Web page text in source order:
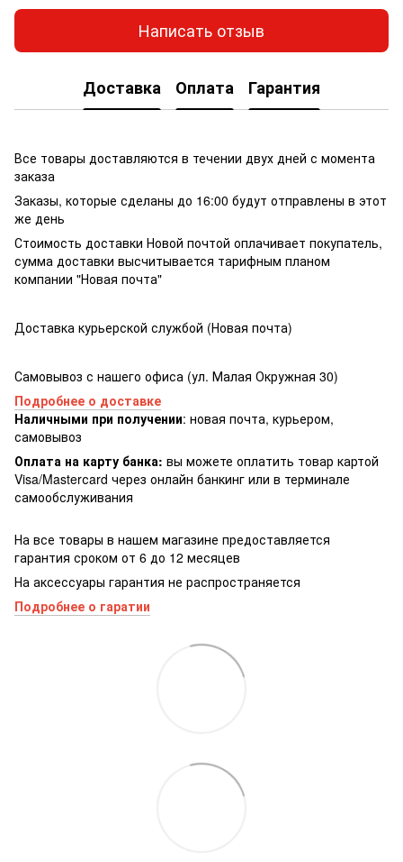
Написать отзыв
Доставка Оплата Гарантия
Все товары доставляются в течении двух дней с момента
заказа
Заказы, которые сделаны до 16:00 будут отправлены в этот
же день
Стоимость доставки Новой почтой оплачивает покупатель,
сумма доставки высчитывается тарифным планом
компании "Новая почта"
Доставка курьерской службой (Новая почта)
Самовывоз с нашего офиса (ул. Малая Окружная 30)
Подробнее о доставке
Наличными при получении: новая почта, курьером,
самовывоз
Оплата на карту банка: вы можете оплатить товар картой
Visa/Masterсard через онлайн банкинг или в терминале
самообслуживания
На все товары в нашем магазине предоставляется
гарантия сроком от 6 до 12 месяцев
На аксессуары гарантия не распространяется
Подробнее о гаратии